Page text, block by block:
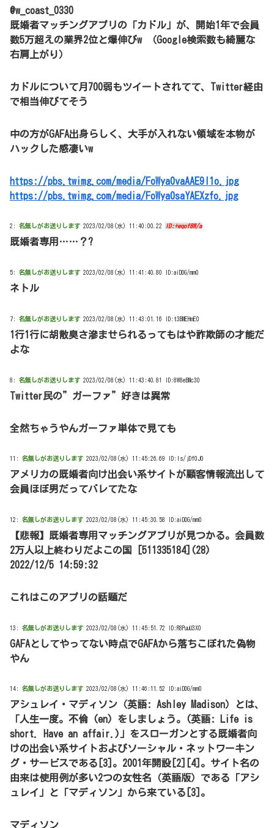
@w_coast_0330
既婚者マッチングアプリの「カドル」が、開始1年で会員
数5万超えの業界2位と爆伸びw （Google検索数も綺麗な
右肩上がり）
カドルについて月700弱もツイートされてて、Twitter経由
で相当伸びてそう
中の方がGAFA出身らしく、大手が入れない領域を本物が
ハックした感凄いw
https://pbs.twimg.com/media/FoWya0vaAAE9l1o.jpg
https://pbs.twimg.com/media/FoWya0saYAEXzfo.jpg
2: 名無しがお送りします 2023/02/08(水) 11:40:00.22 ID:+wqof8W/a
既婚者専用……？?
5: 名無しがお送りします 2023/02/08(水) 11:41:40.80 ID:aiDDG/mm0
ネトル
7: 名無しがお送りします 2023/02/08(水) 11:43:01.16 ID:t3BMEHmE0
1行1行に胡散臭さ滲ませられるってもはや詐欺師の才能だ
よな
8: 名無しがお送りします 2023/02/08(水) 11:43:40.81 ID:8W8eBMc30
Twitter民の”ガーファ”好きは異常
全然ちゃうやんガーファ単体で見ても
11: 名無しがお送りします 2023/02/08(水) 11:45:26.69 ID:ls/jDf0J0
アメリカの既婚者向け出会い系サイトが顧客情報流出して
会員ほぼ男だってバレてたな
12: 名無しがお送りします 2023/02/08(水) 11:45:30.58 ID:aiDDG/mm0
【悲報】既婚者専用マッチングアプリが見つかる。会員数
2万人以上終わりだよこの国 [511335184](28)
2022/12/5 14:59:32
これはこのアプリの話題だ
13: 名無しがお送りします 2023/02/08(水) 11:45:51.72 ID:R8PuuU3X0
GAFAとしてやってない時点でGAFAから落ちこぼれた偽物
やん
14: 名無しがお送りします 2023/02/08(水) 11:46:11.52 ID:aiDDG/mm0
アシュレイ・マディソン（英語: Ashley Madison）とは、
「人生一度。不倫 (en) をしましょう。(英語: Life is
short. Have an affair.)」をスローガンとする既婚者向
けの出会い系サイトおよびソーシャル・ネットワーキン
グ・サービスである[3]。2001年開設[2][4]。サイト名の
由来は使用例が多い2つの女性名（英語版）である「アシ
ュレイ」と「マディソン」から来ている[3]。
マディソン